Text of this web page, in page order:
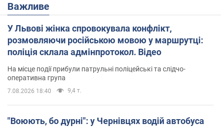
Важливе
У Львові жінка спровокувала конфлікт,
розмовляючи російською мовою у маршрутці:
поліція склала адмінпротокол. Відео
На місце події прибули патрульні поліцейські та слідчо-
оперативна група
7.08.2026 18:40 9,4 т.
"Воюють, бо дурні": у Чернівцях водій автобуса